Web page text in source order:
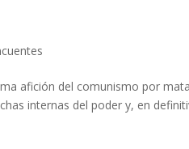
afición del comunismo por
internas del poder y, en